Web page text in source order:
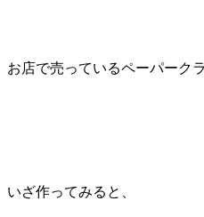
お店で売っているペーパーク
いざ作ってみると、